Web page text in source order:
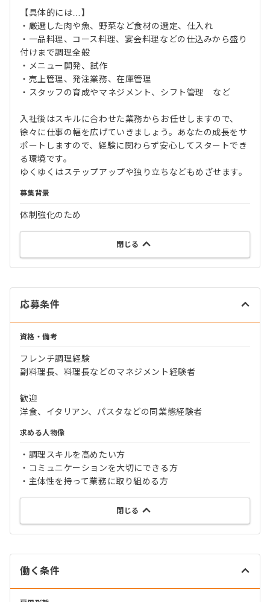
【具体的には…】
・厳選した肉や魚、野菜など食材の選定、仕入れ
・一品料理、コース料理、宴会料理などの仕込みから盛り
付けまで調理全般
・メニュー開発、試作
・売上管理、発注業務、在庫管理
・スタッフの育成やマネジメント、シフト管理 など
入社後はスキルに合わせた業務からお任せしますので、
徐々に仕事の幅を広げていきましょう。あなたの成長をサ
ポートしますので、経験に関わらず安心してスタートでき
る環境です。
ゆくゆくはステップアップや独り立ちなどもめざせます。
募集背景
体制強化のため
閉じる
応募条件
資格・備考
フレンチ調理経験
副料理長、料理長などのマネジメント経験者
歓迎
洋食、イタリアン、パスタなどの同業態経験者
求める人物像
・調理スキルを高めたい方
・コミュニケーションを大切にできる方
・主体性を持って業務に取り組める方
閉じる
働く条件